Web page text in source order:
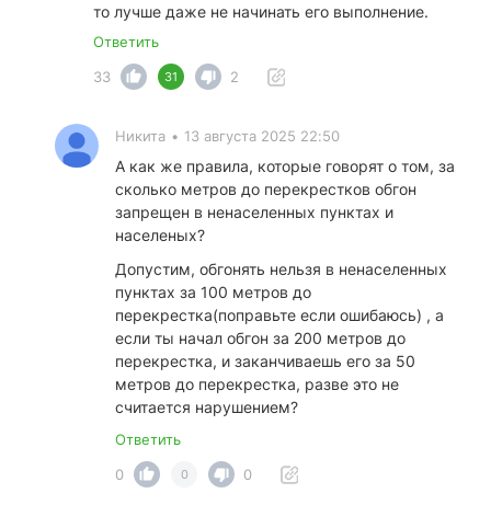
то лучше даже не начинать его выполнение.
Ответить
33
31 2
Никита • 13 августа 2025 22:50
А как же правила, которые говорят о том, за
сколько метров до перекрестков обгон
запрещен в ненаселенных пунктах и
населеных?
Допустим, обгонять нельзя в ненаселенных
пунктах за 100 метров до
перекрестка(поправьте если ошибаюсь) , а
если ты начал обгон за 200 метров до
перекрестка, и заканчиваешь его за 50
метров до перекрестка, разве это не
считается нарушением?
Ответить
0
0 0